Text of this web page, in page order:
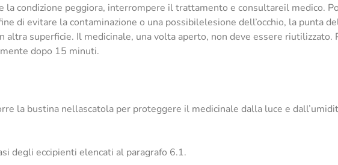
la condizione peggiora, interrompere il trattamento e consultareil medico.
di evitare la contaminazione o una possibilelesione dell’occhio, la punta
altra superficie. Il medicinale, una volta aperto, non deve essere riutilizzato.
dopo 15 minuti.
la bustina nellascatola per proteggere il medicinale dalla luce e
degli eccipienti elencati al paragrafo 6.1.